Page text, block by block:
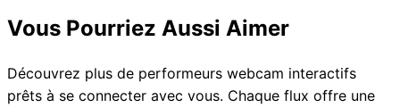
Vous Pourriez Aussi Aimer
Découvrez plus de performeurs webcam interactifs
prêts à se connecter avec vous. Chaque flux offre une